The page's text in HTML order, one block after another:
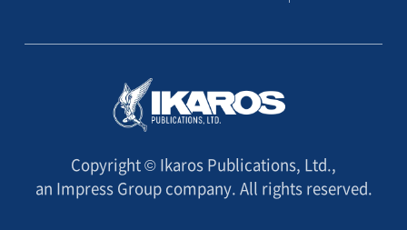
Copyright © Ikaros Publications, Ltd.,
an Impress Group company. All rights reserved.